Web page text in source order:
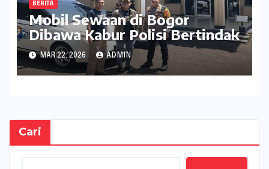
BERITA
Mobil Sewaan di Bogor
Dibawa Kabur Polisi Bertindak
MAR 22, 2026 ADMIN
Cari